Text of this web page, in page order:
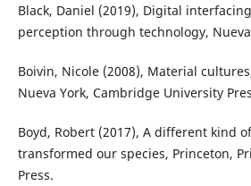
Black, Daniel (2019), Digital
perception through technology,
Boivin, Nicole (2008), Material
Nueva York, Cambridge University
Boyd, Robert (2017), A different kind
transformed our species, Princeton,
Press.